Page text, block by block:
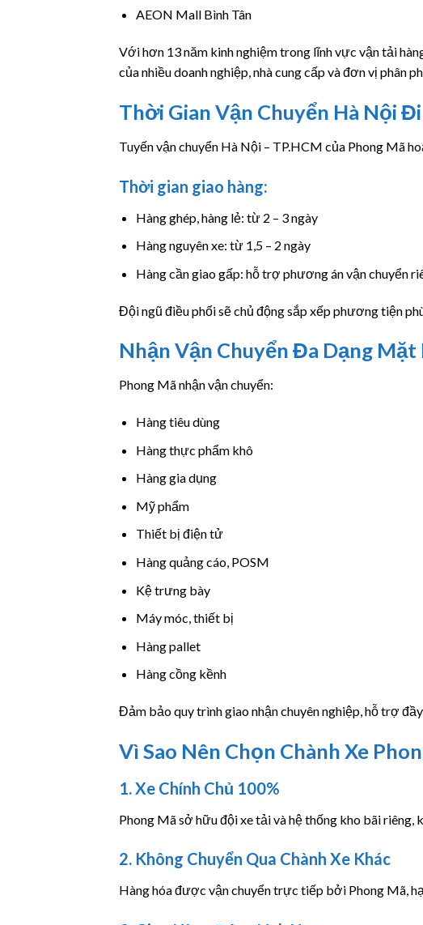
AEON Mall Bình Tân
Với hơn 13 năm kinh nghiệm trong lĩnh vực vận tải
của nhiều doanh nghiệp, nhà cung cấp và đơn vị phân
Thời Gian Vận Chuyển Hà Nội
Tuyến vận chuyển Hà Nội – TP.HCM của Phong Mã
Thời gian giao hàng:
Hàng ghép, hàng lẻ: từ 2 – 3 ngày
Hàng nguyên xe: từ 1,5 – 2 ngày
Hàng cần giao gấp: hỗ trợ phương án vận chuyển
Đội ngũ điều phối sẽ chủ động sắp xếp phương tiện
Nhận Vận Chuyển Đa Dạng Mặt
Phong Mã nhận vận chuyển:
Hàng tiêu dùng
Hàng thực phẩm khô
Hàng gia dụng
Mỹ phẩm
Thiết bị điện tử
Hàng quảng cáo, POSM
Kệ trưng bày
Máy móc, thiết bị
Hàng pallet
Hàng cồng kềnh
Đảm bảo quy trình giao nhận chuyên nghiệp, hỗ trợ
Vì Sao Nên Chọn Chành Xe
1. Xe Chính Chủ 100%
Phong Mã sở hữu đội xe tải và hệ thống kho bãi riêng,
2. Không Chuyển Qua Chành Xe Khác
Hàng hóa được vận chuyển trực tiếp bởi Phong Mã,